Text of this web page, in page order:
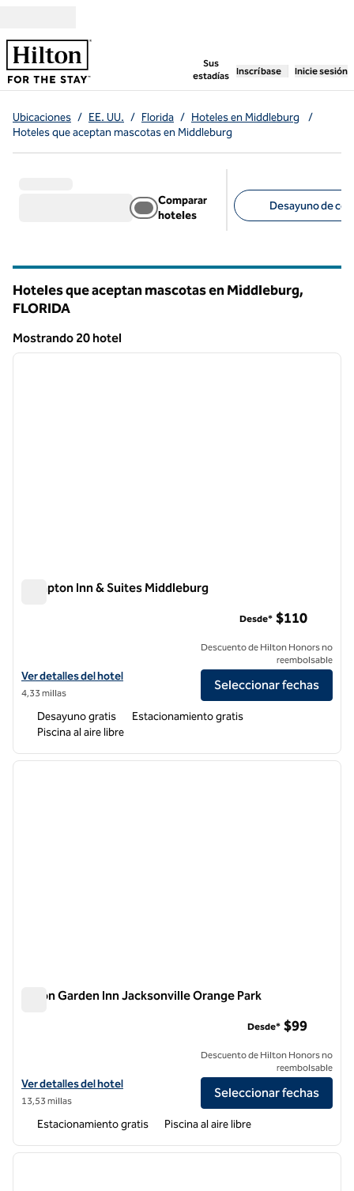
Sus
estadías
, abre una pestaña
Inscríbase Inicie sesión
Ubicaciones / EE. UU. / Florida / Hoteles en Middleburg
/
Hoteles que aceptan mascotas en Middleburg
Comparar
hoteles
Desayuno de
Hoteles que aceptan mascotas en Middleburg,
FLORIDA
Mostrando 20 hotel
Mostrando 20 hotel
1 de 12
Hampton Inn & Suites Middleburg
Ver detalles del hotel Hampton Inn & Suites Middleburg
Ver detalles del hotel
4,33 millas
Desde* $110
Descuento de Hilton Honors no
reembolsable
Seleccionar fechas
Desayuno gratis
Estacionamiento gratis
Piscina al aire libre
1 de 12
Hilton Garden Inn Jacksonville Orange Park
Ver detalles del hotel Hilton Garden Inn Jacksonville Orange Park
Ver detalles del hotel
13,53 millas
Desde* $99
Descuento de Hilton Honors no
reembolsable
Seleccionar fechas
Estacionamiento gratis Piscina al aire libre
1 de 12